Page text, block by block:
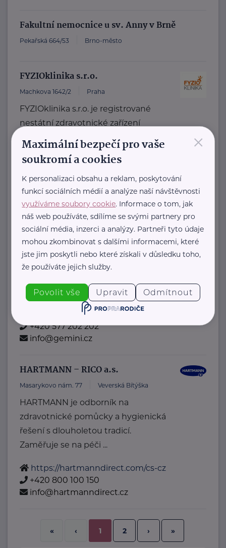
Fakultní nemocnice u sv. Anny v Brně
Pekařská 664/53 Brno-město
FYZIOklinika s.r.o.
Machkova 1642/2 Praha
FYZIOklinika s.r.o. je registrované
nestátní zdravotnické zařízení
zabývající se prevencí a léčbou
bolestivých stavů pohybového ...
www.fyzioklinika.cz
+420 723 299 993
kontakt@fyzioklinka.cz
GEMINI oční klinika a.s.
U Křížku 572 Průhonice
Oční klinika Gemini, známá nejen
tradici, má skvělou pověst v ...
https://www.gemini.cz/
+420 577 202 202
info@gemini.cz
HARTMANN – RICO a.s.
Masarykovo nám. 77 Veverská Bítýška
HARTMANN je odborník na
zdravotnické pomůcky a hygienická
řešení s dlouholetou tradicí.
Zaměřuje se na péči ...
https://hartmanndirect.com/cs-cz
+420 800 100 150
info@hartmanndirect.cz
« ‹ 1 2 › »
×
Maximální bezpečí pro vaše
soukromí a cookies
K personalizaci obsahu a reklam, poskytování
funkcí sociálních médií a analýze naší návštěvnosti
využíváme soubory cookie. Informace o tom, jak
náš web používáte, sdílíme se svými partnery pro
sociální média, inzerci a analýzy. Partneři tyto údaje
mohou zkombinovat s dalšími informacemi, které
jste jim poskytli nebo které získali v důsledku toho,
že používáte jejich služby.
Povolit vše Upravit Odmítnout